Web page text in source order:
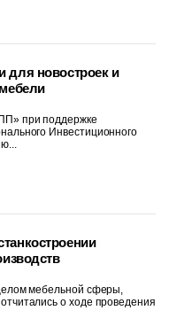
для новостроек и
при поддержке
Инвестиционного
мебельной сферы,
о ходе проведения